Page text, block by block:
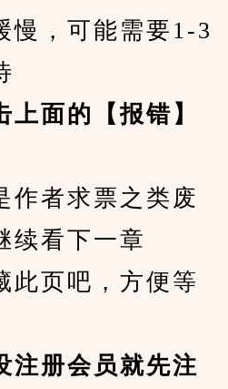
，可能需要1-3
上面的【报错】
者求票之类废
续看下一章
页吧，方便等
册会员就先注